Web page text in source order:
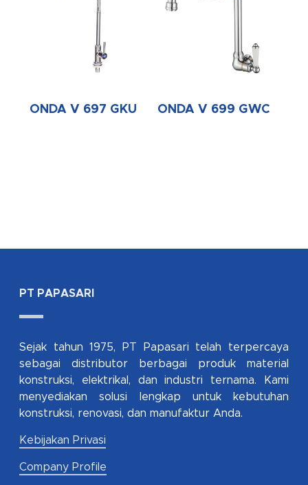
ONDA V 697 GKU ONDA V 699 GWC
PT PAPASARI
Sejak tahun 1975, PT Papasari telah terpercaya
sebagai distributor berbagai produk material
konstruksi, elektrikal, dan industri ternama. Kami
menyediakan solusi lengkap untuk kebutuhan
konstruksi, renovasi, dan manufaktur Anda.
Kebijakan Privasi
Company Profile